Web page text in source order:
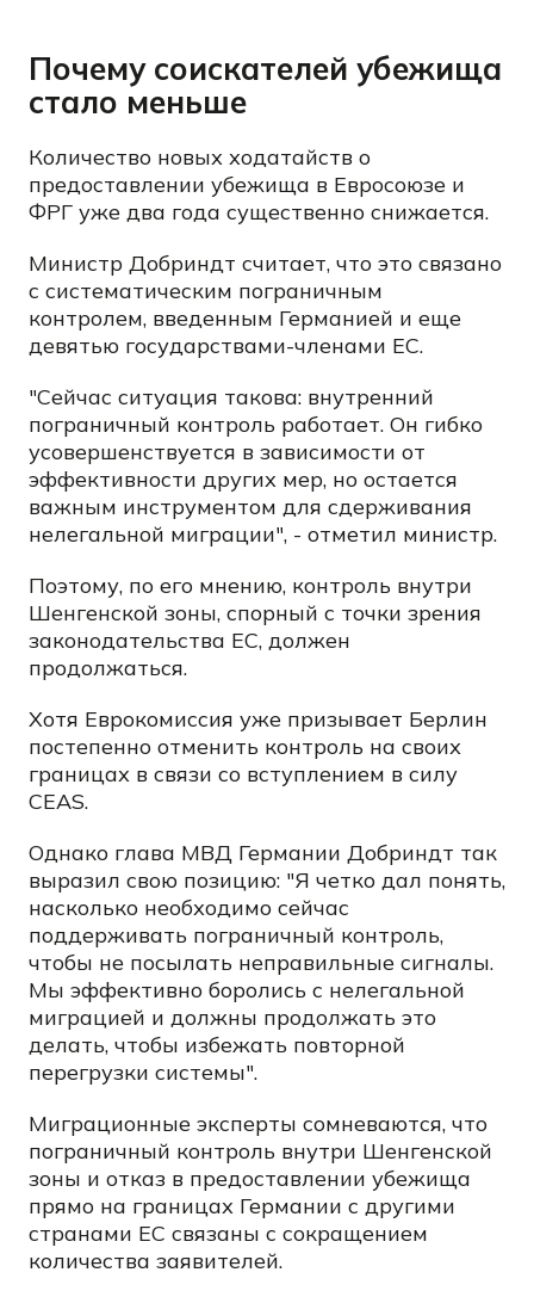
Почему соискателей убежища
стало меньше
Количество новых ходатайств о
предоставлении убежища в Евросоюзе и
ФРГ уже два года существенно снижается.
Министр Добриндт считает, что это связано
с систематическим пограничным
контролем, введенным Германией и еще
девятью государствами-членами ЕС.
"Сейчас ситуация такова: внутренний
пограничный контроль работает. Он гибко
усовершенствуется в зависимости от
эффективности других мер, но остается
важным инструментом для сдерживания
нелегальной миграции", - отметил министр.
Поэтому, по его мнению, контроль внутри
Шенгенской зоны, спорный с точки зрения
законодательства ЕС, должен
продолжаться.
Хотя Еврокомиссия уже призывает Берлин
постепенно отменить контроль на своих
границах в связи со вступлением в силу
CEAS.
Однако глава МВД Германии Добриндт так
выразил свою позицию: "Я четко дал понять,
насколько необходимо сейчас
поддерживать пограничный контроль,
чтобы не посылать неправильные сигналы.
Мы эффективно боролись с нелегальной
миграцией и должны продолжать это
делать, чтобы избежать повторной
перегрузки системы".
Миграционные эксперты сомневаются, что
пограничный контроль внутри Шенгенской
зоны и отказ в предоставлении убежища
прямо на границах Германии с другими
странами ЕС связаны с сокращением
количества заявителей.